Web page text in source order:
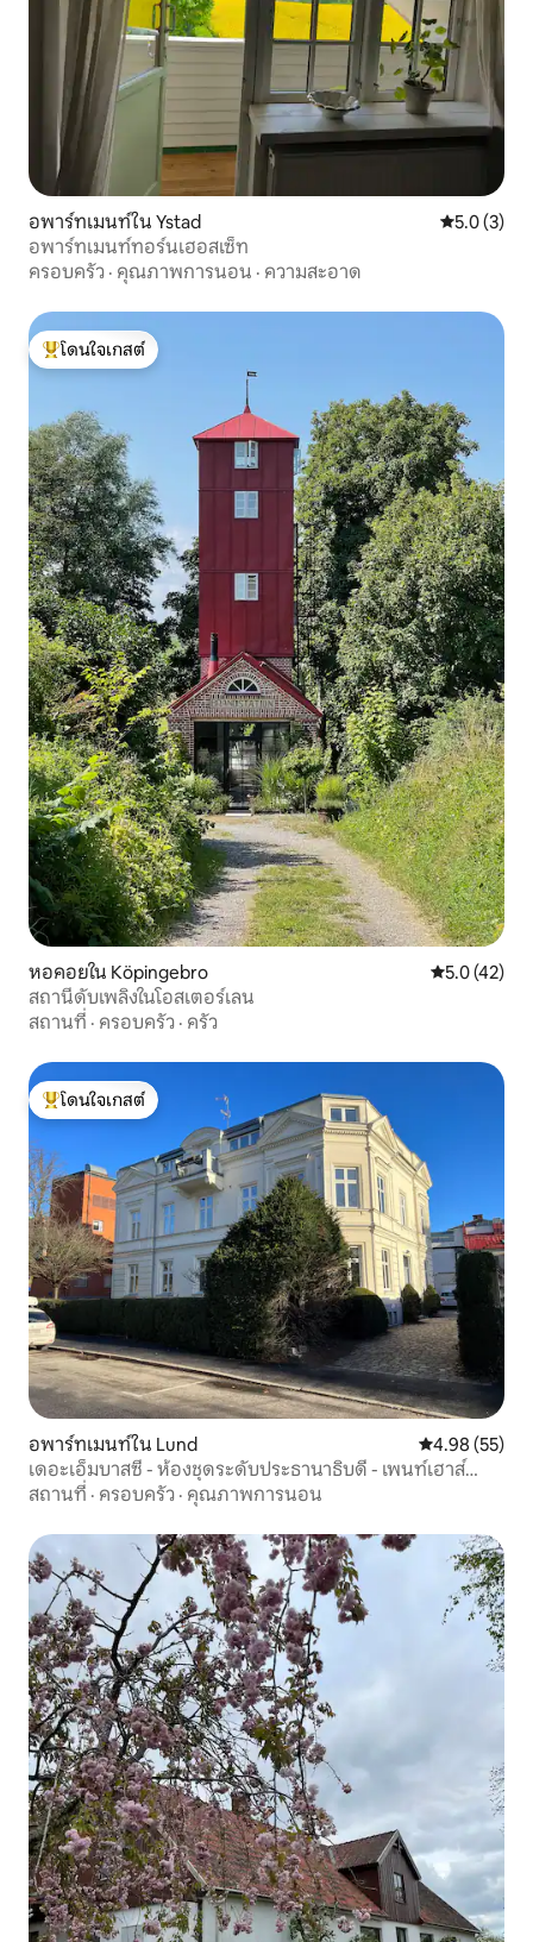
อพาร์ทเมนท์ใน Ystad คะแนนเฉลี่
5.0 (3)
อพาร์ทเมนท์ทอร์นเฮอสเซ็ท
ครอบครัว · คุณภาพการนอน · ความสะอาด
โดนใจเกสต์ที่สุด
โดนใจเกสต์
หอคอยใน Köpingebro คะแนนเฉลี่ย
5.0 (42)
สถานีดับเพลิงในโอสเตอร์เลน
สถานที่ · ครอบครัว · ครัว
โดนใจเกสต์ที่สุด
โดนใจเกสต์
อพาร์ทเมนท์ใน Lund คะแนนเฉลี่ย
4.98 (55)
เดอะเอ็มบาสซี่ - ห้องชุดระดับประธานาธิบดี - เพนท์เฮาส์
หรูหรา
สถานที่ · ครอบครัว · คุณภาพการนอน